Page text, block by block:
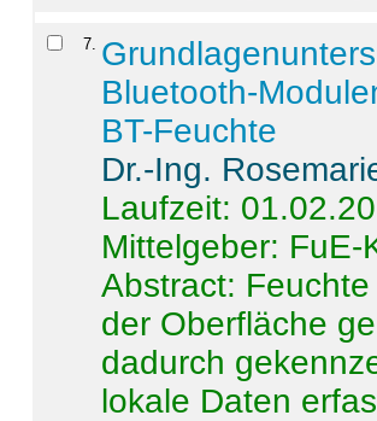
7
Bluetooth-
BT-Feuchte
Dr.-Ing.
Laufzeit:
Mittelgeber: FuE-
Abstract:
der Oberfläche
dadurch
lokale Daten